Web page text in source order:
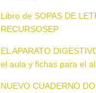
Libro de SOPAS DE
RECURSOSEP
EL APARATO
el aula y fichas para el
NUEVO CUADERNO